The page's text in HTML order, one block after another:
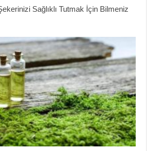
Sağlıklı Tutmak İçin Bilmeniz